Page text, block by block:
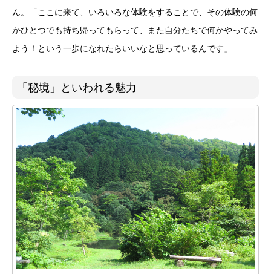
ん。「ここに来て、いろいろな体験をすることで、その体験の何
かひとつでも持ち帰ってもらって、また自分たちで何かやってみ
よう！という一歩になれたらいいなと思っているんです」
「秘境」といわれる魅力